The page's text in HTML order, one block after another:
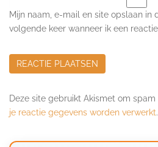
Mijn naam, e-mail en site opslaan in
volgende keer wanneer ik een
Deze site gebruikt Akismet om spam
je reactie gegevens worden verwerkt.